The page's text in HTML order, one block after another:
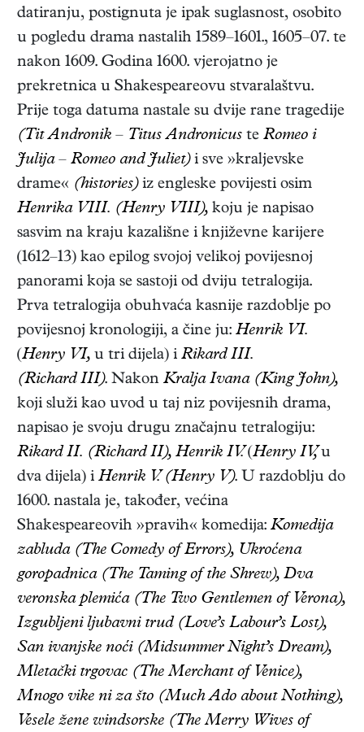
datiranju, postignuta je ipak suglasnost, osobito
u pogledu drama nastalih 1589–1601., 1605–07. te
nakon 1609. Godina 1600. vjerojatno je
prekretnica u Shakespeareovu stvaralaštvu.
Prije toga datuma nastale su dvije rane tragedije
(Tit Andronik – Titus Andronicus te Romeo i
Julija– Romeo and Juliet)i sve »kraljevske
drame« (histories)iz engleske povijesti osim
Henrika VIII. (Henry VIII), koju je napisao
sasvim na kraju kazališne i književne karijere
(1612–13) kao epilog svojoj velikoj povijesnoj
panorami koja se sastoji od dviju tetralogija.
Prva tetralogija obuhvaća kasnije razdoblje po
povijesnoj kronologiji, a čine ju: Henrik VI.
(Henry VI, u tri dijela) i Rikard III.
(Richard III). Nakon Kralja Ivana (King John),
koji služi kao uvod u taj niz povijesnih drama,
napisao je svoju drugu značajnu tetralogiju:
Rikard II. (Richard II), Henrik IV.(Henry IV,u
dva dijela) i Henrik V. (Henry V). U razdoblju do
1600. nastala je, također, većina
Shakespeareovih »pravih« komedija: Komedija
zabluda (The Comedy of Errors), Ukroćena
goropadnica (The Taming of the Shrew), Dva
veronska plemića (The Two Gentlemen of Verona),
Izgubljeni ljubavni trud (Love’s Labour’s Lost),
San ivanjske noći (Midsummer Night’s Dream),
Mletački trgovac (The Merchant of Venice),
Mnogo vike ni za što (Much Ado about Nothing),
Vesele žene windsorske (The Merry Wives of